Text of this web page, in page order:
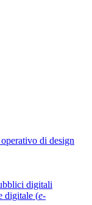
di design
digitali
digitale (e-